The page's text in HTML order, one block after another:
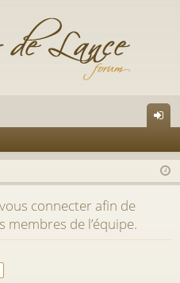
ne
xi
connecter afin de
de l’équipe.